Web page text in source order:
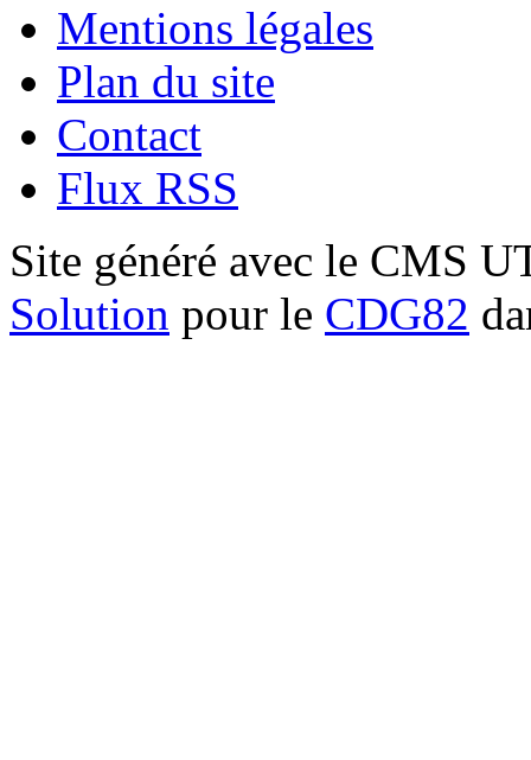
Mentions légales
Plan du site
Contact
Flux RSS
Site généré avec le CMS
Solution pour le CDG82